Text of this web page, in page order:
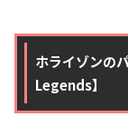
ホライゾンの
Legends】